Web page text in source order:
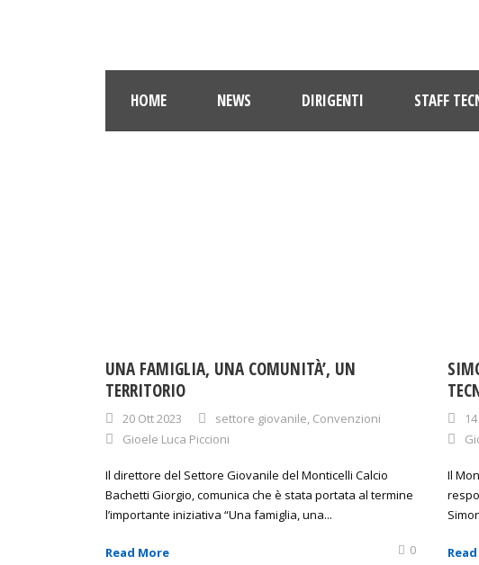
HOME NEWS DIRIGENTI STAFF
UNA FAMIGLIA, UNA COMUNITÀ’, UN
TERRITORIO
20 Ott 2023 settore giovanile, Convenzioni
Gioele Luca Piccioni
Il direttore del Settore Giovanile del Monticelli Calcio
Bachetti Giorgio, comunica che è stata portata al termine
l’importante iniziativa “Una famiglia, una...
Read More 0
Il